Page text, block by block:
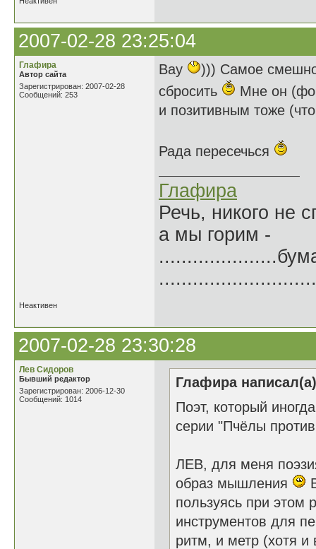
2007-02-28 23:25:04
Глафира
Автор сайта
Зарегистрирован: 2007-02-28
Сообщений: 253
Вау
))) Самое
сбросить
Мне он
и позитивным тоже
Рада пересечься
Глафира
Речь, никого не
а мы горим -
Неактивен
2007-02-28 23:30:28
Лев Сидоров
Бывший редактор
Зарегистрирован: 2006-12-30
Сообщений: 1014
Глафира
Поэт, который
серии "Пчёлы
ЛЕВ, для меня
образ мышления
пользуясь при этом
инструментов для
ритм, и метр (хотя